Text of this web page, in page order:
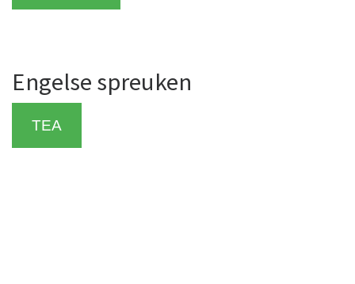
Engelse spreuken
TEA